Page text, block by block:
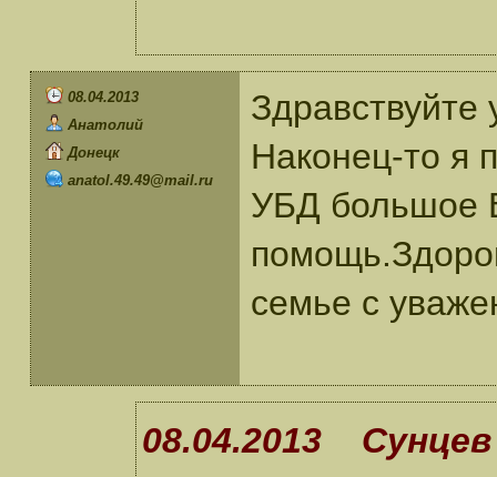
08.04.2013
Анатолий
Донецк
anatol.49.49@mail.ru
Наконец-то я
УБД большое
семье с
08.04.2013